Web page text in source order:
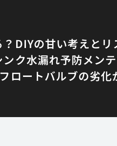
DIYの甘い考えとリ
ク水漏れ予防メン
ロートバルブの劣化